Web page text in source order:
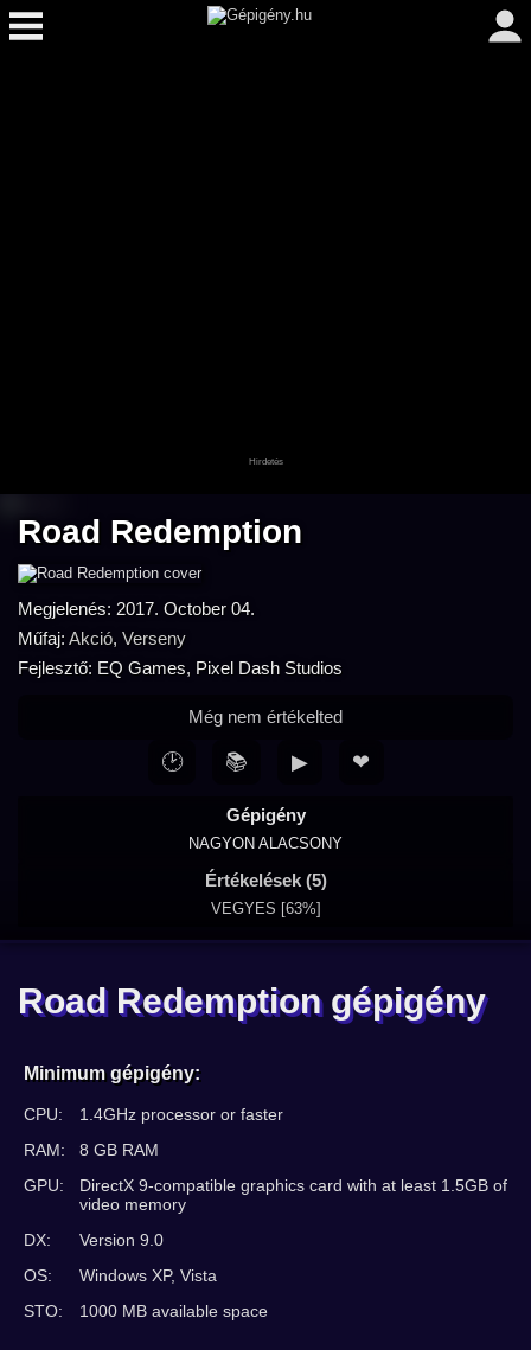
Road Redemption
Megjelenés: 2017. October 04.
Műfaj: Akció, Verseny
Fejlesztő: EQ Games, Pixel Dash Studios
Gépigény
NAGYON ALACSONY
Értékelések (5)
VEGYES [63%]
Még nem értékelted
🕑 📚 ▶ ❤
Road Redemption gépigény
Minimum gépigény:
CPU:
1.4GHz processor or faster
RAM:
8 GB RAM
GPU:
DirectX 9-compatible graphics card with at least 1.5GB of
video memory
DX:
Version 9.0
OS:
Windows XP, Vista
STO:
1000 MB available space